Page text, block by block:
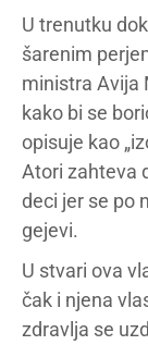
U trenutku
šarenim
ministra Avija
kako bi se
opisuje kao
Atori zahteva
deci jer se po
gejevi.
U stvari ova
čak i njena
zdravlja se